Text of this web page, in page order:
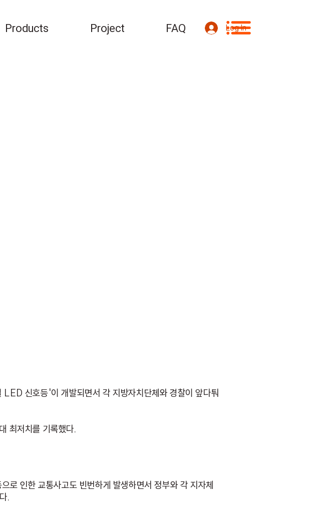
Products Project FAQ Log In
신호등'이 개발되면서 각 지방자치단체와 경찰이 앞다퉈
최저치를 기록했다.
로 인한 교통사고도 빈번하게 발생하면서 정부와 각 지자체
.